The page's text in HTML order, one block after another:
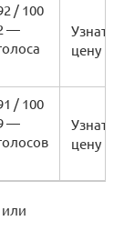
/ 100
—
Узнать
цену
/ 100
—
Узнать
цену